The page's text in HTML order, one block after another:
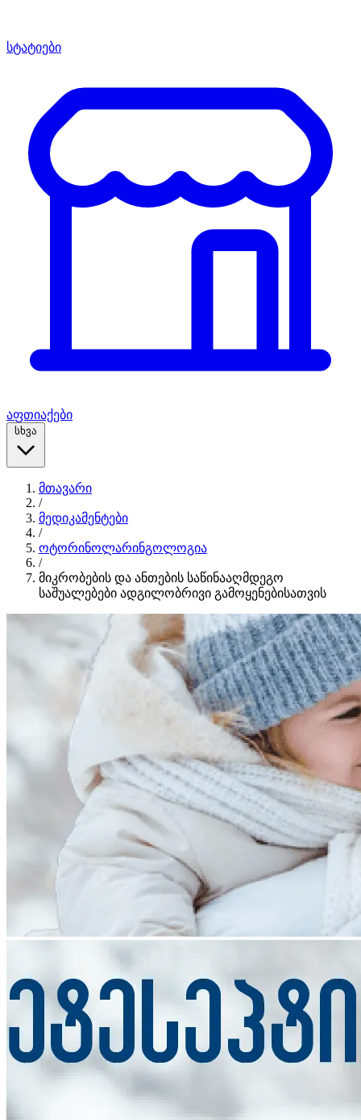
სტატიები
აფთიაქები
სხვა
მთავარი
/
მედიკამენტები
/
ოტორინოლარინგოლოგია
/
მიკრობების და ანთების საწინააღმდეგო
საშუალებები ადგილობრივი გამოყენებისათვის